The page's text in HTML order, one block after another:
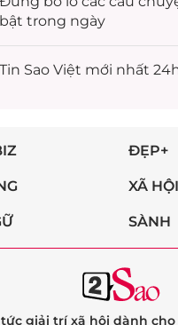
bật trong ngày
Tin Sao Việt mới nhất
ĐẸP+
XÃ HỘI
SÀNH
giải trí xã hội dành